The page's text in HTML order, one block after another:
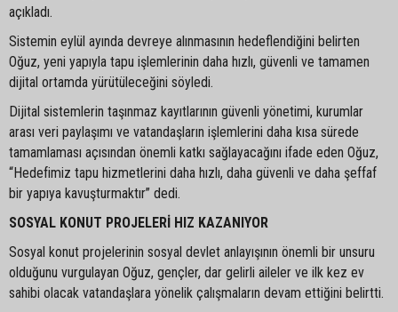
açıkladı.
Sistemin eylül ayında devreye alınmasının hedeflendiğini belirten
Oğuz, yeni yapıyla tapu işlemlerinin daha hızlı, güvenli ve tamamen
dijital ortamda yürütüleceğini söyledi.
Dijital sistemlerin taşınmaz kayıtlarının güvenli yönetimi, kurumlar
arası veri paylaşımı ve vatandaşların işlemlerini daha kısa sürede
tamamlaması açısından önemli katkı sağlayacağını ifade eden Oğuz,
“Hedefimiz tapu hizmetlerini daha hızlı, daha güvenli ve daha şeffaf
bir yapıya kavuşturmaktır” dedi.
SOSYAL KONUT PROJELERİ HIZ KAZANIYOR
Sosyal konut projelerinin sosyal devlet anlayışının önemli bir unsuru
olduğunu vurgulayan Oğuz, gençler, dar gelirli aileler ve ilk kez ev
sahibi olacak vatandaşlara yönelik çalışmaların devam ettiğini belirtti.